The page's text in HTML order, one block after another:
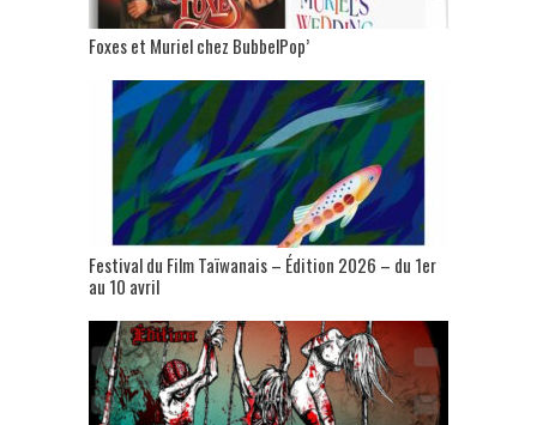
Foxes et Muriel chez BubbelPop’
Festival du Film Taïwanais – Édition 2026 – du 1er
au 10 avril